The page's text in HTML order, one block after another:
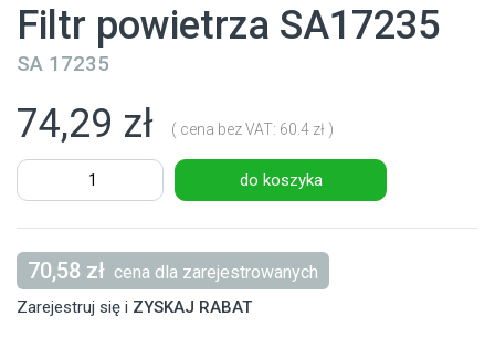
Filtr powietrza SA17235
SA 17235
74,29 zł ( cena bez VAT: 60.4 zł )
do koszyka
70,58 zł cena dla zarejestrowanych
Zarejestruj się i ZYSKAJ RABAT